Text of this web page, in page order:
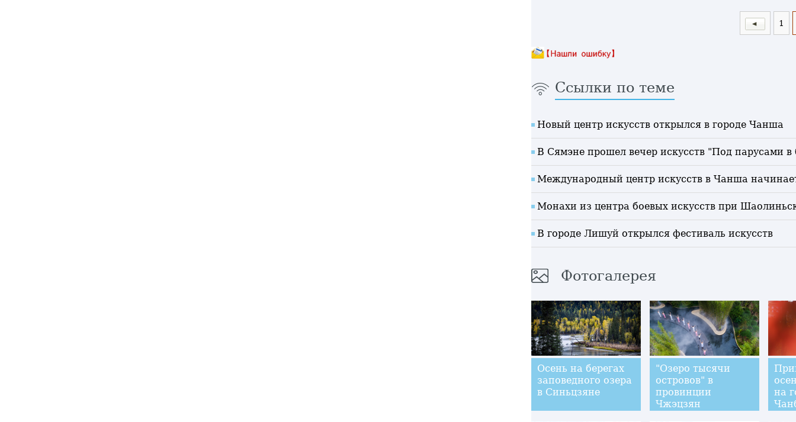
1
Ссылки по теме
Новый центр искусств открылся в городе Чанша
В Сямэне прошел вечер искусств "Под парусами в
Международный центр искусств в Чанша
Монахи из центра боевых искусств при
В городе Лишуй открылся фестиваль искусств
Фотогалерея
Осень на берегах
заповедного озера
в Синьцзяне
"Озеро тысячи
островов" в
провинции
Чжэцзян
на